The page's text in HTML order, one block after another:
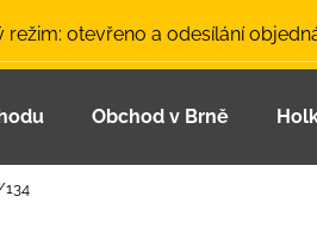
otevřeno a odesílání
Obchod v Brně
najít?